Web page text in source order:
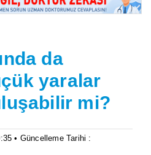
da
yaralar
mi?
• Güncelleme Tarihi :